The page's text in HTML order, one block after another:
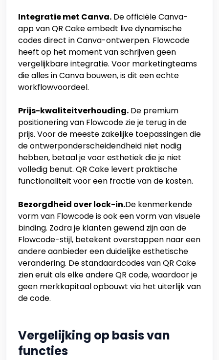
Integratie met Canva. De officiële Canva-
app van QR Cake embedt live dynamische
codes direct in Canva-ontwerpen. Flowcode
heeft op het moment van schrijven geen
vergelijkbare integratie. Voor marketingteams
die alles in Canva bouwen, is dit een echte
workflowvoordeel.
Prijs-kwaliteitverhouding. De premium
positionering van Flowcode zie je terug in de
prijs. Voor de meeste zakelijke toepassingen die
de ontwerponderscheidendheid niet nodig
hebben, betaal je voor esthetiek die je niet
volledig benut. QR Cake levert praktische
functionaliteit voor een fractie van de kosten.
Bezorgdheid over lock-in.De kenmerkende
vorm van Flowcode is ook een vorm van visuele
binding. Zodra je klanten gewend zijn aan de
Flowcode-stijl, betekent overstappen naar een
andere aanbieder een duidelijke esthetische
verandering. De standaardcodes van QR Cake
zien eruit als elke andere QR code, waardoor je
geen merkkapitaal opbouwt via het uiterlijk van
de code.
Vergelijking op basis van
functies